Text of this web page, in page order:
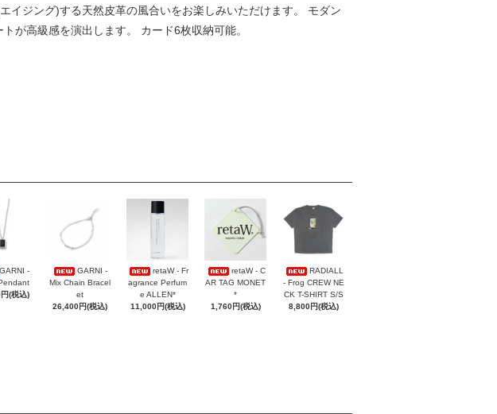
イジング)する天然皮革の風合いをお楽しみいただけます。 モダン
が高級感を演出します。 カード6枚収納可能。
GARNI -
(税込)
GARNI -
Mix Chain Bracel
et
26,400円(税込)
retaW - Fr
agrance Perfum
e ALLEN*
11,000円(税込)
retaW - C
AR TAG MONET
*
1,760円(税込)
RADIALL
- Frog CREW NE
CK T-SHIRT S/S
8,800円(税込)